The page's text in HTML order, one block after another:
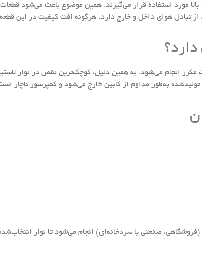
مورد استفاده قرار می‌گیرند. همین موضوع باعث می‌شود
هوای داخل و خارج دارد. هرگونه افت کیفیت در این قطعه
انجام می‌شود. به همین دلیل، کوچک‌ترین نقص در نوار
به‌طور مداوم از کابین خارج می‌شود و کمپرسور ناچار
صنعتی یا سردخانه‌ای) انجام می‌شود تا نوار